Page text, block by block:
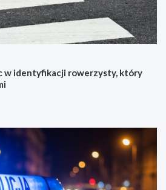
w identyfikacji rowerzysty, który